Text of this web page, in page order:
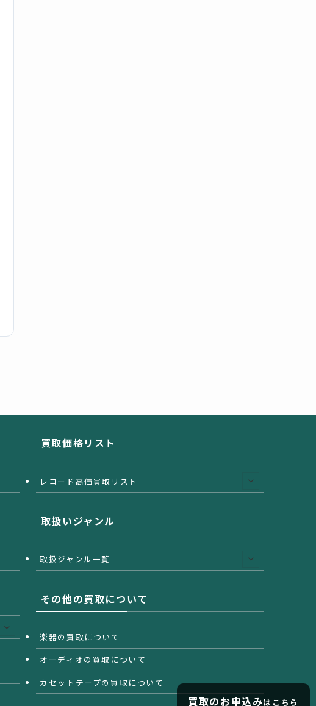
買取のお申込みはこちら
買取価格リスト
レコード高価買取リスト
取扱いジャンル
取扱ジャンル一覧
その他の買取について
楽器の買取について
オーディオの買取について
カセットテープの買取について